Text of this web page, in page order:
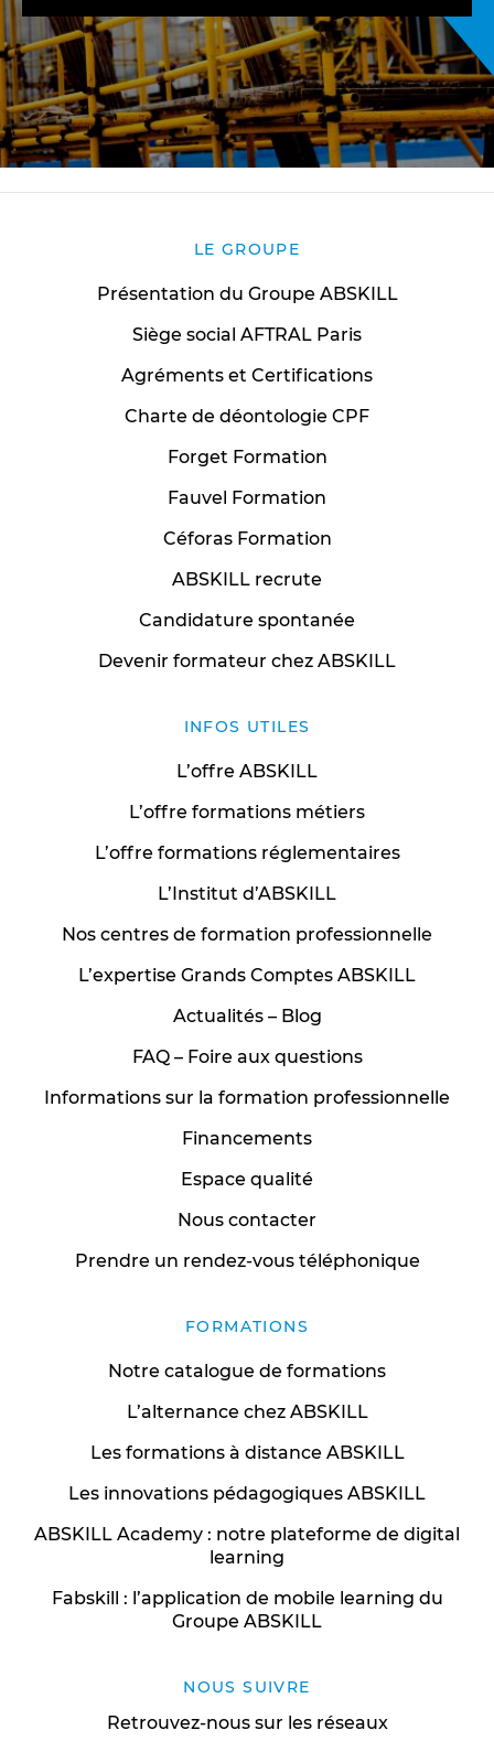
LE GROUPE
Présentation du Groupe ABSKILL
Siège social AFTRAL Paris
Agréments et Certifications
Charte de déontologie CPF
Forget Formation
Fauvel Formation
Céforas Formation
ABSKILL recrute
Candidature spontanée
Devenir formateur chez ABSKILL
INFOS UTILES
L’offre ABSKILL
L’offre formations métiers
L’offre formations réglementaires
L’Institut d’ABSKILL
Nos centres de formation professionnelle
L’expertise Grands Comptes ABSKILL
Actualités – Blog
FAQ – Foire aux questions
Informations sur la formation professionnelle
Financements
Espace qualité
Nous contacter
Prendre un rendez-vous téléphonique
FORMATIONS
Notre catalogue de formations
L’alternance chez ABSKILL
Les formations à distance ABSKILL
Les innovations pédagogiques ABSKILL
ABSKILL Academy : notre plateforme de digital
learning
Fabskill : l’application de mobile learning du
Groupe ABSKILL
NOUS SUIVRE
Retrouvez-nous sur les réseaux